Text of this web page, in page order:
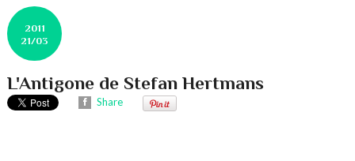
2011
21/03
L'Antigone de Stefan Hertmans
Share